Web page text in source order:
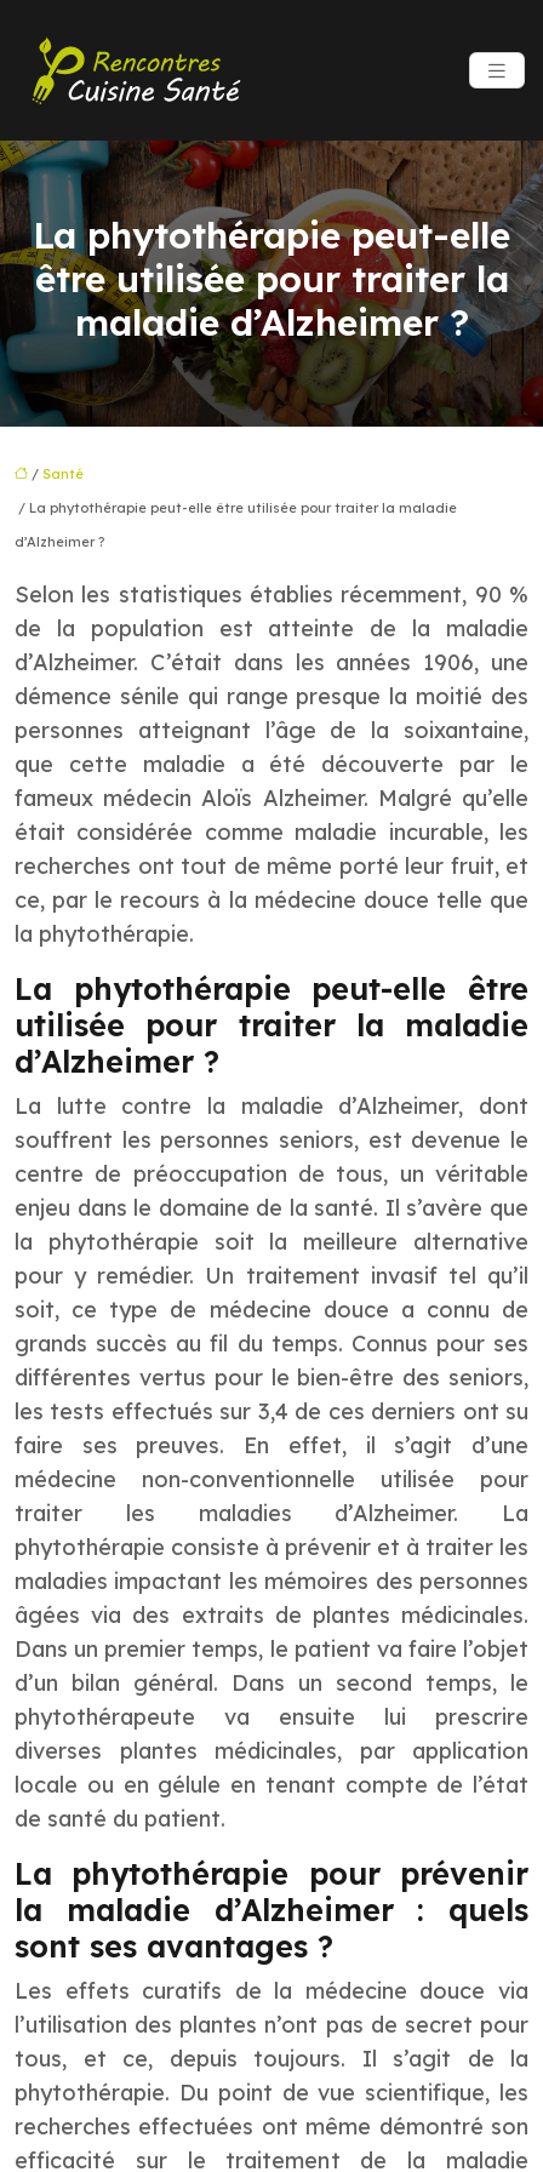
La phytothérapie peut-elle
être utilisée pour traiter la
maladie d’Alzheimer ?
/ Santé
/ La phytothérapie peut-elle être utilisée pour traiter la maladie
d’Alzheimer ?
Selon les statistiques établies récemment, 90 %
de la population est atteinte de la maladie
d’Alzheimer. C’était dans les années 1906, une
démence sénile qui range presque la moitié des
personnes atteignant l’âge de la soixantaine,
que cette maladie a été découverte par le
fameux médecin Aloïs Alzheimer. Malgré qu’elle
était considérée comme maladie incurable, les
recherches ont tout de même porté leur fruit, et
ce, par le recours à la médecine douce telle que
la phytothérapie.
La phytothérapie peut-elle être
utilisée pour traiter la maladie
d’Alzheimer ?
La lutte contre la maladie d’Alzheimer, dont
souffrent les personnes seniors, est devenue le
centre de préoccupation de tous, un véritable
enjeu dans le domaine de la santé. Il s’avère que
la phytothérapie soit la meilleure alternative
pour y remédier. Un traitement invasif tel qu’il
soit, ce type de médecine douce a connu de
grands succès au fil du temps. Connus pour ses
différentes vertus pour le bien-être des seniors,
les tests effectués sur 3,4 de ces derniers ont su
faire ses preuves. En effet, il s’agit d’une
médecine non-conventionnelle utilisée pour
traiter les maladies d’Alzheimer. La
phytothérapie consiste à prévenir et à traiter les
maladies impactant les mémoires des personnes
âgées via des extraits de plantes médicinales.
Dans un premier temps, le patient va faire l’objet
d’un bilan général. Dans un second temps, le
phytothérapeute va ensuite lui prescrire
diverses plantes médicinales, par application
locale ou en gélule en tenant compte de l’état
de santé du patient.
La phytothérapie pour prévenir
la maladie d’Alzheimer : quels
sont ses avantages ?
Les effets curatifs de la médecine douce via
l’utilisation des plantes n’ont pas de secret pour
tous, et ce, depuis toujours. Il s’agit de la
phytothérapie. Du point de vue scientifique, les
recherches effectuées ont même démontré son
efficacité sur le traitement de la maladie